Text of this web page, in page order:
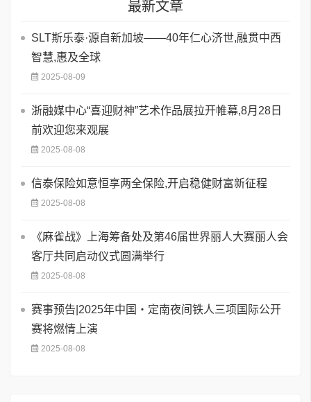
最新文章
SLT斯乐泰·源自新加坡——40年仁心济世,融贯中西
智慧,惠及全球
2025-08-09
浙融媒中心“喜迎财神”艺术作品展拉开帷幕,8月28日
前欢迎您来观展
2025-08-08
信泰保险如意恒享两全保险,开启稳健财富新征程
2025-08-08
《麻雀战》上海筹备处及第46届世界丽人大赛丽人会
客厅共同启动仪式圆满举行
2025-08-08
赛事预告|2025年中国・定南夜间铁人三项国际公开
赛将燃情上演
2025-08-08